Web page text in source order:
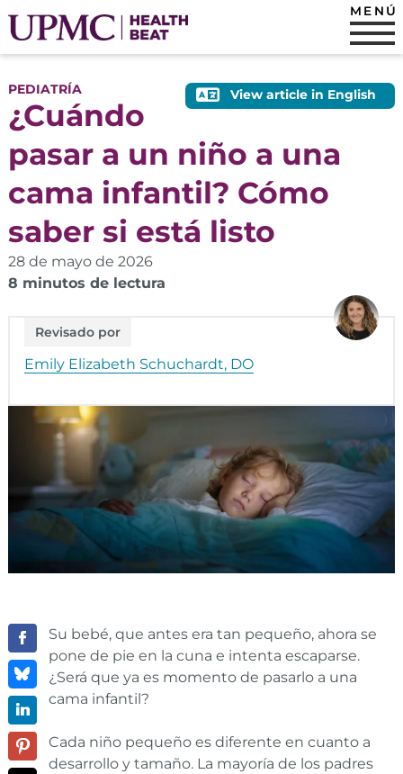
MENÚ
View article in English
PEDIATRÍA
¿Cuándo
pasar a un niño a una
cama infantil? Cómo
saber si está listo
28 de mayo de 2026
8 minutos de lectura
Revisado por
Emily Elizabeth Schuchardt, DO
Su bebé, que antes era tan pequeño, ahora se
pone de pie en la cuna e intenta escaparse.
¿Será que ya es momento de pasarlo a una
cama infantil?
Cada niño pequeño es diferente en cuanto a
desarrollo y tamaño. La mayoría de los padres